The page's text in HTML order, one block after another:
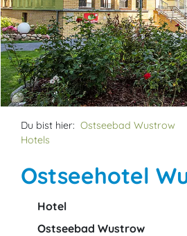
Du bist hier: Ostseebad Wustrow
Hotels
Ostseehotel
Hotel
Ostseebad Wustrow